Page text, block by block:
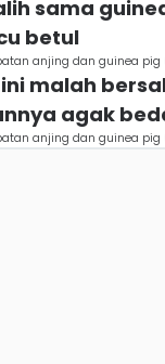
sama
betul
anjing dan guinea
ini malah
agak
anjing dan guinea